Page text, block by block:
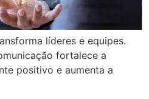
líderes e equipes.
fortalece a
positivo e aumenta a